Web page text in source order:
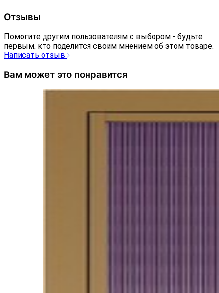
Отзывы
Помогите другим пользователям с выбором - будьте
первым, кто поделится своим мнением об этом товаре.
Написать отзыв
Вам может это понравится